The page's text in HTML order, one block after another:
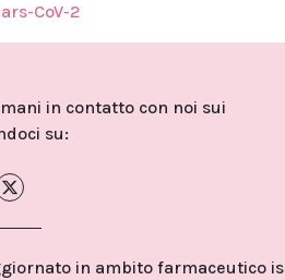
CoV-2
in contatto con noi sui
su:
in ambito farmaceutico